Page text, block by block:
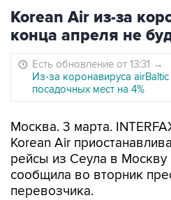
Korean Air из-за
конца апреля не
Есть обновление от 13:31 →
Из-за коронавируса
посадочных мест на 4%
Москва. 3 марта.
Korean Air
рейсы из Сеула в Москву
сообщила во вторник
перевозчика.